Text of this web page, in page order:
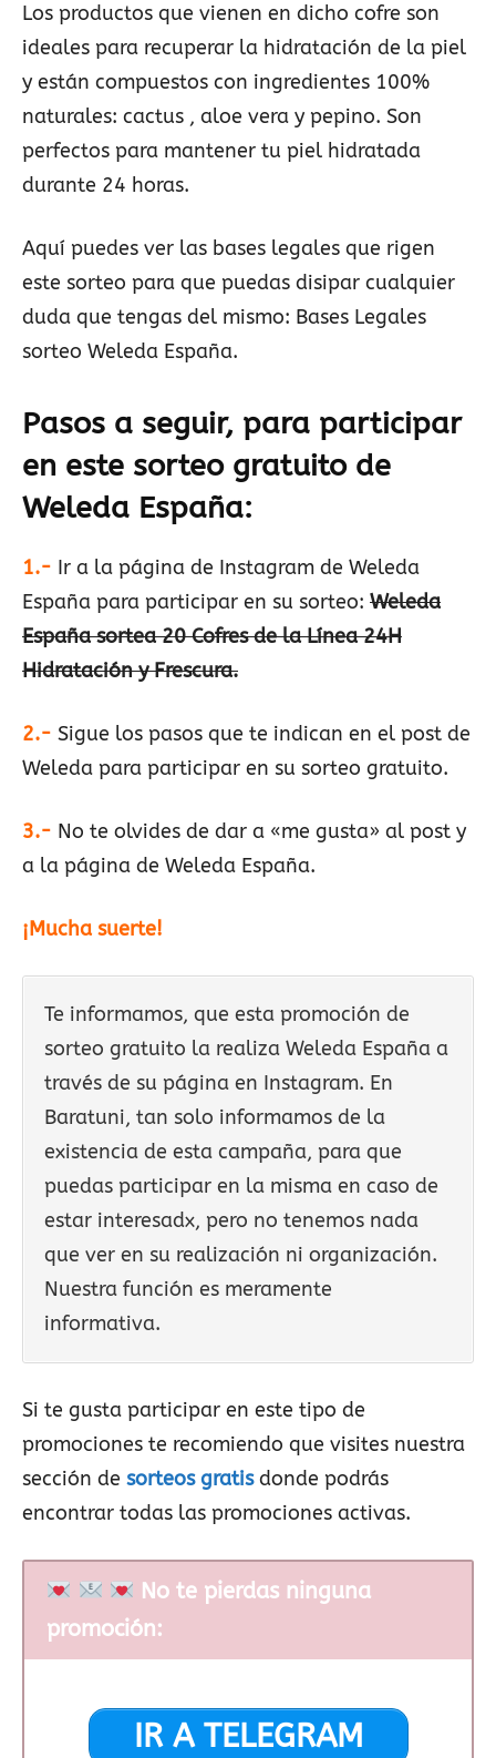
Los productos que vienen en dicho cofre son
ideales para recuperar la hidratación de la piel
y están compuestos con ingredientes 100%
naturales: cactus , aloe vera y pepino. Son
perfectos para mantener tu piel hidratada
durante 24 horas.
Aquí puedes ver las bases legales que rigen
este sorteo para que puedas disipar cualquier
duda que tengas del mismo: Bases Legales
sorteo Weleda España.
Pasos a seguir, para participar
en este sorteo gratuito de
Weleda España:
1.- Ir a la página de Instagram de Weleda
España para participar en su sorteo: Weleda
España sortea 20 Cofres de la Línea 24H
Hidratación y Frescura.
2.- Sigue los pasos que te indican en el post de
Weleda para participar en su sorteo gratuito.
3.- No te olvides de dar a «me gusta» al post y
a la página de Weleda España.
¡Mucha suerte!
Te informamos, que esta promoción de
sorteo gratuito la realiza Weleda España a
través de su página en Instagram. En
Baratuni, tan solo informamos de la
existencia de esta campaña, para que
puedas participar en la misma en caso de
estar interesadx, pero no tenemos nada
que ver en su realización ni organización.
Nuestra función es meramente
informativa.
Si te gusta participar en este tipo de
promociones te recomiendo que visites nuestra
sección de sorteos gratisdonde podrás
encontrar todas las promociones activas.
No te pierdas ninguna
promoción:
IR A TELEGRAM